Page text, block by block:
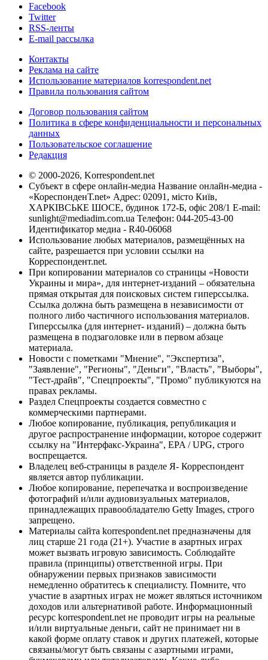
Facebook
Twitter
RSS-ленты
E-mail рассылка
Контакты
Реклама на сайте
Использование материалов korrespondent.net
Правила пользования сайтом
Договор пользования сайтом
Политика в сфере конфиденциальности и персональных
данных
Пользовательское соглашение
Редакция
© 2000-2026, Korrespondent.net
Субъект в сфере онлайн-медиа Название онлайн-медиа -
«КореспонденТ.net» Адрес: 02091, місто Київ,
ХАРКІВСЬКЕ ШОСЕ, будинок 172-Б, офіс 208/1 E-mail:
sunlight@mediadim.com.ua Телефон: 044-205-43-00
Идентификатор медиа - R40-06068
Использование любых материалов, размещённых на
сайте, разрешается при условии ссылки на
Корреспондент.net.
При копировании материалов со страницы «Новости
Украины и мира», для интернет-изданий – обязательна
прямая открытая для поисковых систем гиперссылка.
Ссылка должна быть размещена в независимости от
полного либо частичного использования материалов.
Гиперссылка (для интернет- изданий) – должна быть
размещена в подзаголовке или в первом абзаце
материала.
Новости с пометками "Мнение", "Экспертиза",
"Заявление", "Регионы", "Деньги", "Власть", "Выборы",
"Тест-драйв", "Спецпроекты", "Промо" публикуются на
правах рекламы.
Раздел Спецпроекты создается совместно с
коммерческими партнерами.
Любое копирование, публикация, републикация и
другое распространение информации, которое содержит
ссылку на "Интерфакс-Украина", EPA / UPG, строго
воспрещается.
Владелец веб-страницы в разделе Я- Корреспондент
является автор публикации.
Любое копирование, перепечатка и воспроизведение
фотографий и/или аудиовизуальных материалов,
принадлежащих правообладателю Getty Images, строго
запрещено.
Материалы сайта korrespondent.net предназначены для
лиц старше 21 года (21+). Участие в азартных играх
может вызвать игровую зависимость. Соблюдайте
правила (принципы) ответственной игры. При
обнаружении первых признаков зависимости
немедленно обратитесь к специалисту. Помните, что
участие в азартных играх не может являться источником
доходов или альтернативой работе. Информационный
ресурс korrespondent.net не проводит игры на реальные
и/или виртуальные деньги, сайт не принимает ни в
какой форме оплату ставок и других платежей, которые
связаны/могут быть связаны с азартными играми,